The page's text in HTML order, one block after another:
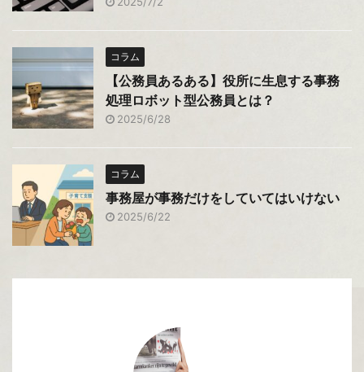
コラム
【公務員あるある】役所に生息する事務
処理ロボット型公務員とは？
2025/6/28
コラム
事務屋が事務だけをしていてはいけない
2025/6/22